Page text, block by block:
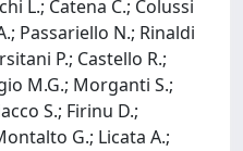
L.; Catena C.; Colussi
Passariello N.; Rinaldi
P.; Castello R.;
M.G.; Morganti S.;
S.; Firinu D.;
G.; Licata A.;